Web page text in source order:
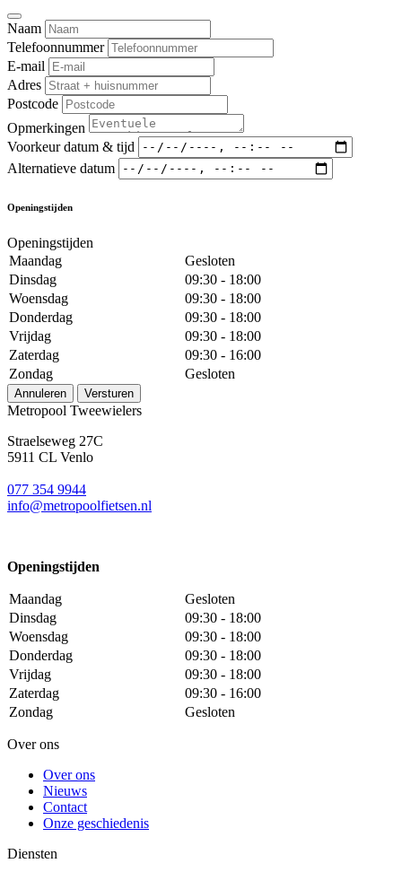
Naam
Telefoonnummer
E-mail
Adres
Postcode
Opmerkingen
Voorkeur datum & tijd
Alternatieve datum
Openingstijden
Openingstijden
Maandag
Gesloten
Dinsdag
09:30 - 18:00
Woensdag
09:30 - 18:00
Donderdag
09:30 - 18:00
Vrijdag
09:30 - 18:00
Zaterdag
09:30 - 16:00
Zondag
Gesloten
Annuleren Versturen
Metropool Tweewielers
Straelseweg 27C
5911 CL Venlo
077 354 9944
info@metropoolfietsen.nl
Openingstijden
Maandag
Gesloten
Dinsdag
09:30 - 18:00
Woensdag
09:30 - 18:00
Donderdag
09:30 - 18:00
Vrijdag
09:30 - 18:00
Zaterdag
09:30 - 16:00
Zondag
Gesloten
Over ons
Over ons
Nieuws
Contact
Onze geschiedenis
Diensten